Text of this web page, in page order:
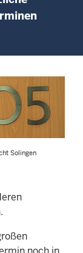
Solingen